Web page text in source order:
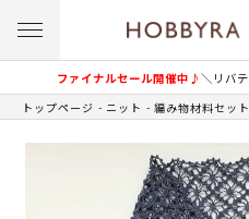
ファイナルセール開催中♪＼リバ
トップページ ニット 編み物材料セット